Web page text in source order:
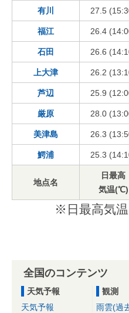
有川 27.5
福江 26.4
石田 26.6
上大津 26.2
芦辺 25.9
厳原 28.0
美津島 26.3
鰐浦 25.3
地点名
日最高
気温(℃)
※日最高気
全国のコンテンツ
天気予報
天気予報
観測
雨雲(過